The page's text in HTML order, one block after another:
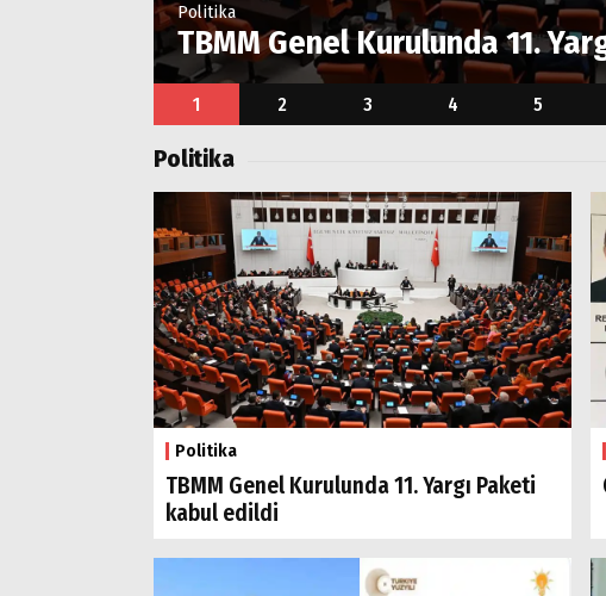
Politika
TBMM Genel Kurulunda 11.
1 2 3 4 5
Politika
Politika
TBMM Genel Kurulunda 11. Yargı Paketi
kabul edildi